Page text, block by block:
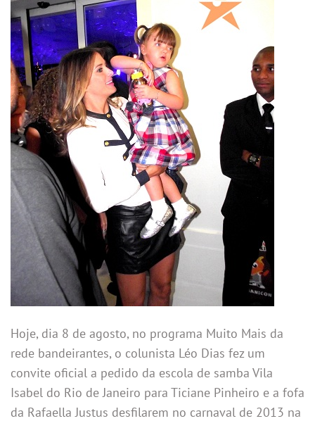
Hoje, dia 8 de agosto, no programa Muito Mais da
rede bandeirantes, o colunista Léo Dias fez um
convite oficial a pedido da escola de samba Vila
Isabel do Rio de Janeiro para Ticiane Pinheiro e a fofa
da Rafaella Justus desfilarem no carnaval de 2013 na